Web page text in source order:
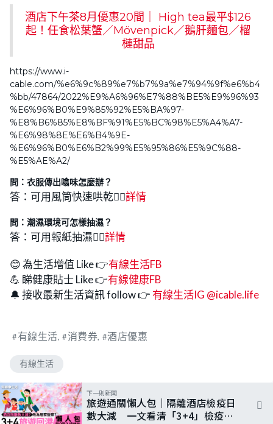
酒店下午茶8月優惠20間｜ High tea最平$126
起！任食松葉蟹／Mövenpick／鵝肝麵包／榴
槤甜品
https://www.i-
cable.com/%e6%9c%89%e7%b7%9a%e7%94%9f%e6%b4
%bb/47864/2022%E9%A6%96%E7%88%BE5%E9%96%93
%E6%96%B0%E9%85%92%E5%BA%97-
%E8%B6%85%E8%BF%91%E5%BC%98%E5%A4%A7-
%E6%98%8E%E6%B4%9E-
%E6%96%B0%E6%B2%99%E5%95%86%E5%9C%88-
%E5%AE%A2/
問：衣服傳出噏味怎麼辦？
答：可用風筒快速哄乾👉🏻詳情
問：潮濕環境可怎樣抽濕？
答：可用報紙抽濕👉🏻詳情
😊 為生活增值 Like 👉有線生活FB
💪 睇健康貼士 Like 👉有線健康FB
🔔 接收最新生活資訊 follow 👉 有線生活IG @icable.life
有線生活 消費券 酒店優惠
有線生活
下一則新聞
旅遊通關懶人包｜隔離酒店檢疫日
數大減 一文看清「3+4」檢疫安